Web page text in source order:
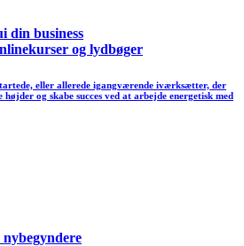
din business
eller allerede igangværende iværksætter, der
og skabe succes ved at arbejde energetisk med